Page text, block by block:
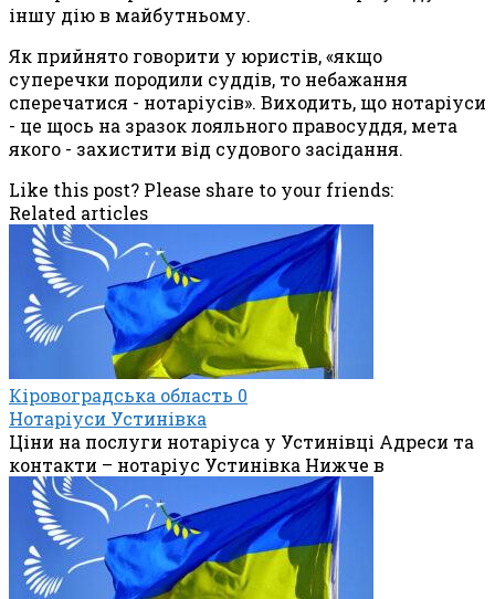
іншу дію в майбутньому.
Як прийнято говорити у юристів, «якщо
суперечки породили суддів, то небажання
сперечатися - нотаріусів». Виходить, що нотаріуси
- це щось на зразок лояльного правосуддя, мета
якого - захистити від судового засідання.
Like this post? Please share to your friends:
Related articles
Кіровоградська область 0
Нотаріуси Устинівка
Ціни на послуги нотаріуса у Устинівці Адреси та
контакти – нотаріус Устинівка Нижче в